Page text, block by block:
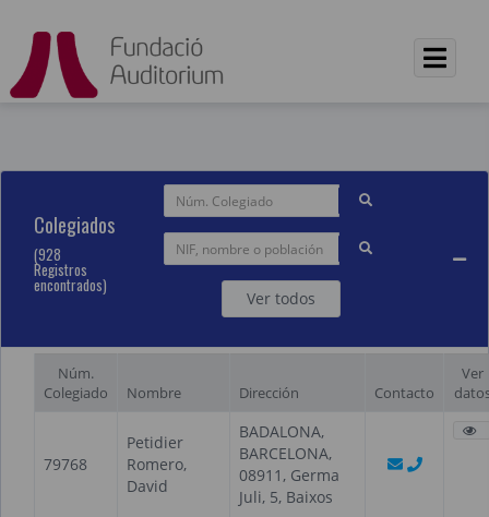
Colegiados
(928
Registros
encontrados)
Ver todos
Núm.
Colegiado
Nombre Dirección Contacto
Ver
79768
Petidier
Romero,
David
BADALONA,
BARCELONA,
08911, Germa
Juli, 5, Baixos